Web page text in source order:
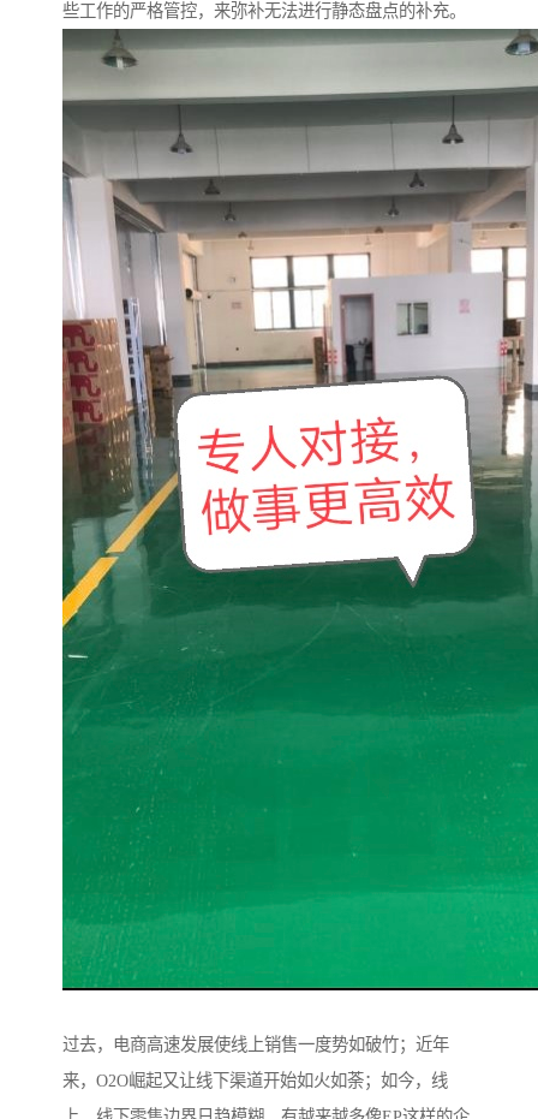
些工作的严格管控，来弥补无法进行静态盘点的补充。
过去，电商高速发展使线上销售一度势如破竹；近年
来，O2O崛起又让线下渠道开始如火如荼；如今，线